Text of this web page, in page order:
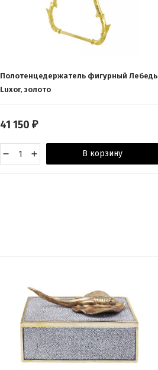
Полотенцедержатель фигурный Лебедь
Luxor, золото
41 150 ₽
В корзину